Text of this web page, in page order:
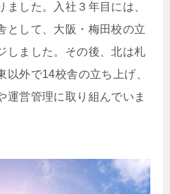
した。入社３年目には、
として、大阪・梅田校の立
しました。その後、北は札
外で14校舎の立ち上げ、
運営管理に取り組んでいま